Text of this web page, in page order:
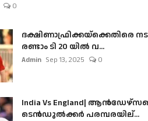
0
ദക്ഷിണാഫ്രിക്കയ്‌ക്കെതിരെ
രണ്ടാം ടി 20 യിൽ വ...
Admin Sep 13, 2025 0
India Vs England|
ടെൻഡുല്‍ക്കർ പരമ്പരയില്...